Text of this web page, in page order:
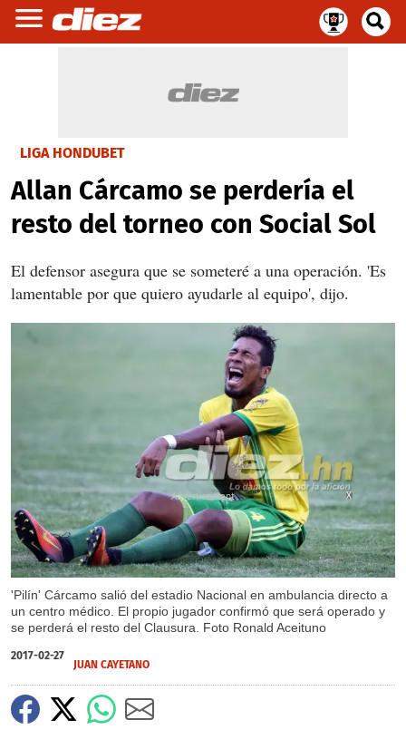
LIGA HONDUBET
Allan Cárcamo se perdería el
resto del torneo con Social Sol
El defensor asegura que se someteré a una operación. 'Es
lamentable por que quiero ayudarle al equipo', dijo.
'Pilín' Cárcamo salió del estadio Nacional en ambulancia directo a
un centro médico. El propio jugador confirmó que será operado y
se perderá el resto del Clausura. Foto Ronald Aceituno
X
2017-02-27
JUAN CAYETANO